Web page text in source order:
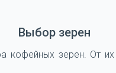
Выбор зерен
кофейных зерен. От